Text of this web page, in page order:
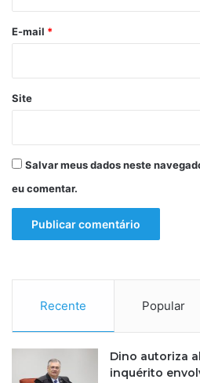
l
e
d
o
r
m
b
a
l
'
*
E-mail *
Site
Salvar meus dados neste
eu comentar.
Recente Popular
Dino autoriza
inquérito